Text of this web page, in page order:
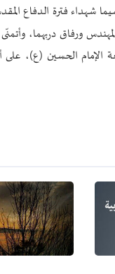
شهداء فترة الدفاع
ورفاق دربهما،
الحسين (ع)، على